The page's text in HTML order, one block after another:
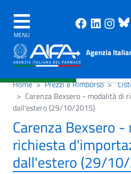
MENU
Agenzia
Home Prezzi e Rimborso
Carenza Bexsero - modalità di
dall'estero (29/10/2015)
Carenza Bexsero
richiesta
dall'estero (29/